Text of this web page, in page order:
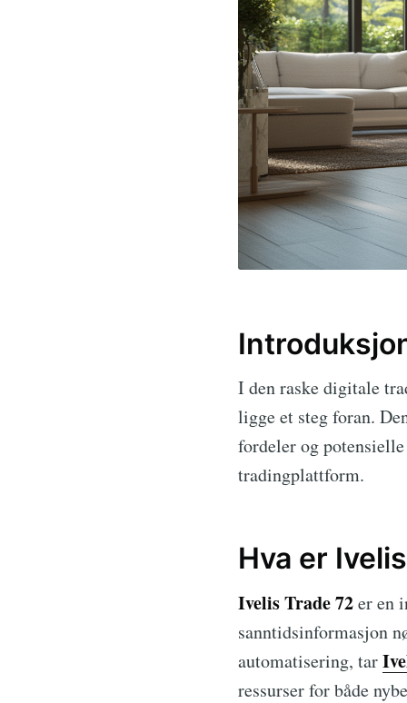
I den raske digitale
ligge et steg foran.
fordeler og
tradingplattform.
Hva er
Ivelis Trade 72er en
sanntidsinformasjon
automatisering, tar
ressurser for både